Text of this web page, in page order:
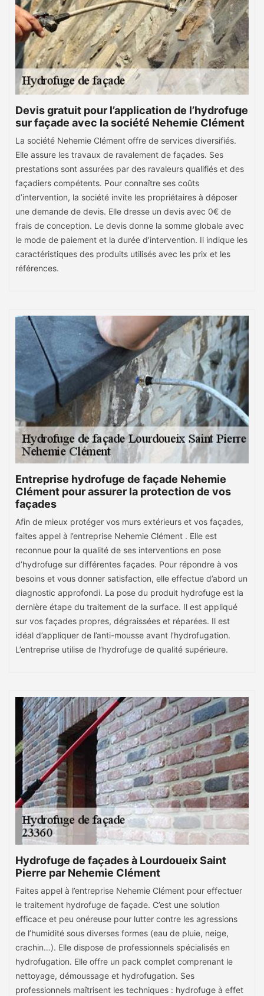
Devis gratuit pour l’application de l’hydrofuge
sur façade avec la société Nehemie Clément
La société Nehemie Clément offre de services diversifiés.
Elle assure les travaux de ravalement de façades. Ses
prestations sont assurées par des ravaleurs qualifiés et des
façadiers compétents. Pour connaître ses coûts
d’intervention, la société invite les propriétaires à déposer
une demande de devis. Elle dresse un devis avec 0€ de
frais de conception. Le devis donne la somme globale avec
le mode de paiement et la durée d’intervention. Il indique les
caractéristiques des produits utilisés avec les prix et les
références.
Entreprise hydrofuge de façade Nehemie
Clément pour assurer la protection de vos
façades
Afin de mieux protéger vos murs extérieurs et vos façades,
faites appel à l’entreprise Nehemie Clément . Elle est
reconnue pour la qualité de ses interventions en pose
d’hydrofuge sur différentes façades. Pour répondre à vos
besoins et vous donner satisfaction, elle effectue d’abord un
diagnostic approfondi. La pose du produit hydrofuge est la
dernière étape du traitement de la surface. Il est appliqué
sur vos façades propres, dégraissées et réparées. Il est
idéal d’appliquer de l’anti-mousse avant l’hydrofugation.
L’entreprise utilise de l’hydrofuge de qualité supérieure.
Hydrofuge de façades à Lourdoueix Saint
Pierre par Nehemie Clément
Faites appel à l’entreprise Nehemie Clément pour effectuer
le traitement hydrofuge de façade. C’est une solution
efficace et peu onéreuse pour lutter contre les agressions
de l’humidité sous diverses formes (eau de pluie, neige,
crachin…). Elle dispose de professionnels spécialisés en
hydrofugation. Elle offre un pack complet comprenant le
nettoyage, démoussage et hydrofugation. Ses
professionnels maîtrisent les techniques : hydrofuge à effet